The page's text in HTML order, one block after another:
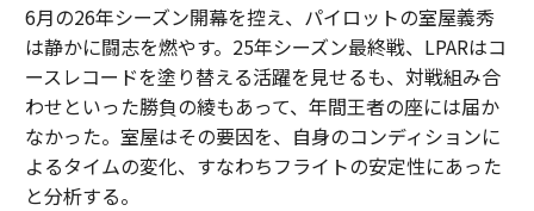
6月の26年シーズン開幕を控え、パイロットの室屋義秀
は静かに闘志を燃やす。25年シーズン最終戦、LPARはコ
ースレコードを塗り替える活躍を見せるも、対戦組み合
わせといった勝負の綾もあって、年間王者の座には届か
なかった。室屋はその要因を、自身のコンディションに
よるタイムの変化、すなわちフライトの安定性にあった
と分析する。